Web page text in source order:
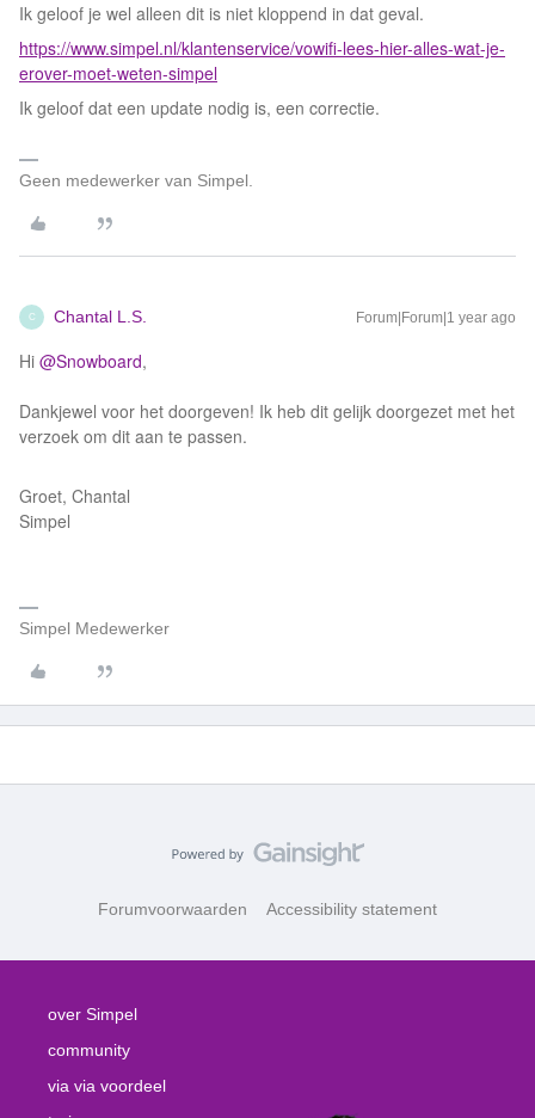
Ik geloof je wel alleen dit is niet kloppend in dat geval.
https://www.simpel.nl/klantenservice/vowifi-lees-hier-alles-wat-je-
erover-moet-weten-simpel
Ik geloof dat een update nodig is, een correctie.
Geen medewerker van Simpel.
C Chantal L.S. Forum|Forum|1 year ago
Hi ​ @Snowboard,
Dankjewel voor het doorgeven! Ik heb dit gelijk doorgezet met het
verzoek om dit aan te passen.
Groet, Chantal
Simpel
Simpel Medewerker
Forumvoorwaarden Accessibility statement
over Simpel
community
via via voordeel